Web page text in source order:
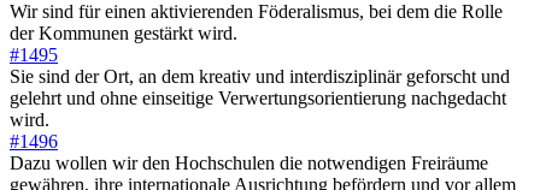
Wir sind für einen aktivierenden Föderalismus, bei dem die Rolle
der Kommunen gestärkt wird.
#1495
Sie sind der Ort, an dem kreativ und interdisziplinär geforscht und
gelehrt und ohne einseitige Verwertungsorientierung nachgedacht
wird.
#1496
Dazu wollen wir den Hochschulen die notwendigen Freiräume
gewähren, ihre internationale Ausrichtung befördern und vor allem